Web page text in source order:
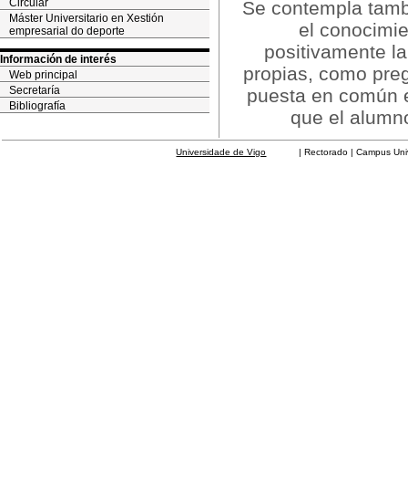
Circular
Máster Universitario en Xestión
empresarial do deporte
Información de interés
Web principal
Secretaría
Bibliografía
Se contempla
el
positivamente
propias, como
puesta en común
que el
Universidade de Vigo | Rectorado | Campus